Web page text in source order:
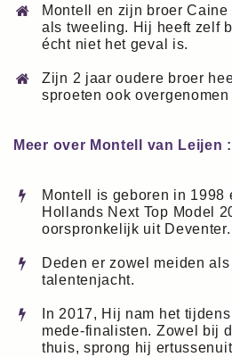
Montell en zijn broer
als tweeling. Hij heeft zelf
écht niet het geval is.
Zijn 2 jaar oudere broer
sproeten ook
Meer over Montell van Leijen :
Montell is geboren in 1998
Hollands Next Top Model
oorspronkelijk uit Deventer.
Deden er zowel meiden
talentenjacht.
In 2017, Hij nam het
mede-finalisten. Zowel bij
thuis, sprong hij